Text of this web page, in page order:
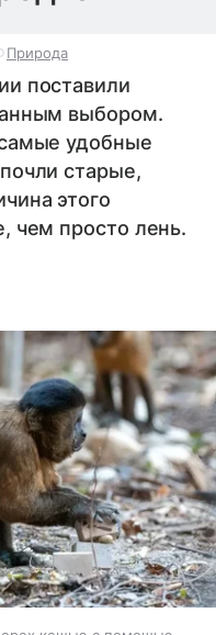
Природа
поставили
выбором.
удобные
старые,
этого
чем просто лень.